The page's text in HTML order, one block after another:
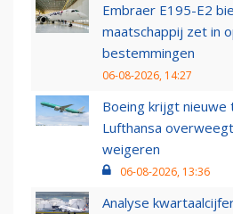
Embraer E195-E2
maatschappij zet in
bestemmingen
06-08-2026, 14:27
Boeing krijgt nieuwe
Lufthansa
weigeren
06-08-2026, 13:36
Analyse